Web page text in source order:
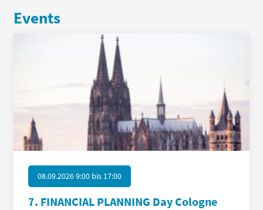
Events
08.09.2026 9:00 bis 17:00
7. FINANCIAL PLANNING Day Cologne